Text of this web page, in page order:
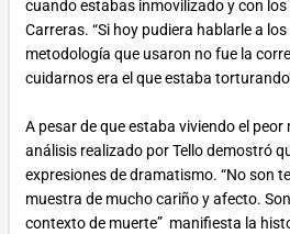
cuando estabas inmovilizado y con
Carreras. “Si hoy pudiera hablarle a
metodología que usaron no fue la
cuidarnos era el que estaba
A pesar de que estaba viviendo el peor
análisis realizado por Tello demostró
expresiones de dramatismo. “No son
muestra de mucho cariño y afecto.
contexto de muerte” manifiesta la